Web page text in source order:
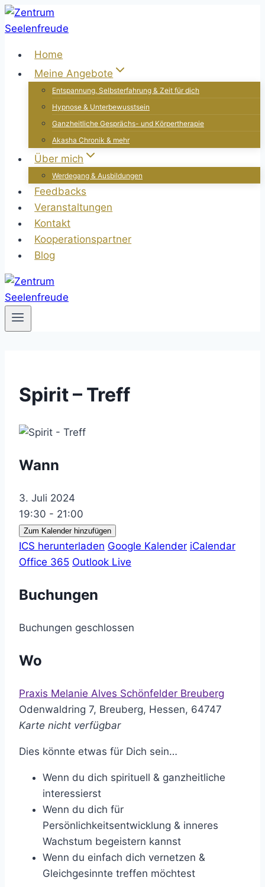
Zum
Inhalt
Home
Meine Angebote
Entspannung, Selbsterfahrung & Zeit für dich
Hypnose & Unterbewusstsein
Ganzheitliche Gesprächs- und Körpertherapie
Akasha Chronik & mehr
Über mich
Werdegang & Ausbildungen
Feedbacks
Veranstaltungen
Kontakt
Kooperationspartner
Blog
Spirit – Treff
Wann
3. Juli 2024
19:30 - 21:00
Zum Kalender hinzufügen
ICS herunterladen Google Kalender iCalendar
Office 365 Outlook Live
Buchungen
Buchungen geschlossen
Wo
Praxis Melanie Alves Schönfelder Breuberg
Odenwaldring 7, Breuberg, Hessen, 64747
Karte nicht verfügbar
Dies könnte etwas für Dich sein…
Wenn du dich spirituell & ganzheitliche
interessierst
Wenn du dich für
Persönlichkeitsentwicklung & inneres
Wachstum begeistern kannst
Wenn du einfach dich vernetzen &
Gleichgesinnte treffen möchtest